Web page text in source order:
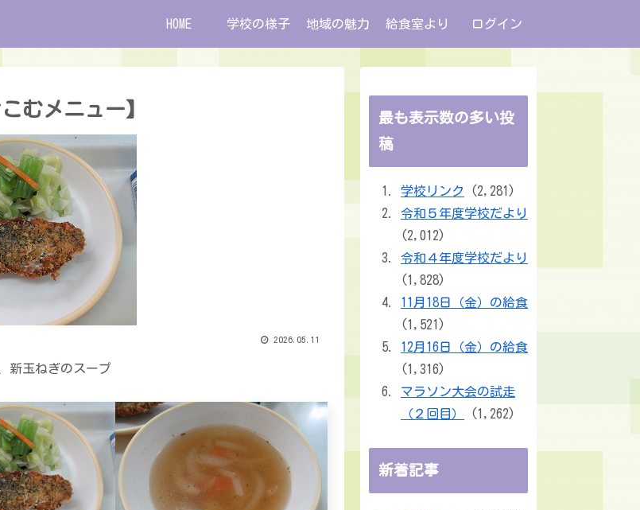
HOME 学校の様子 地域の魅力 給食室より ログイン
むメニュー】
2026.05.11
新玉ねぎのスープ
最も表示数の多い投
稿
学校リンク
(2,281)
令和５年度学校だより
(2,012)
令和４年度学校だより
(1,828)
11月18日（金）の給食
(1,521)
12月16日（金）の給食
(1,316)
マラソン大会の試走
（２回目）
(1,262)
新着記事